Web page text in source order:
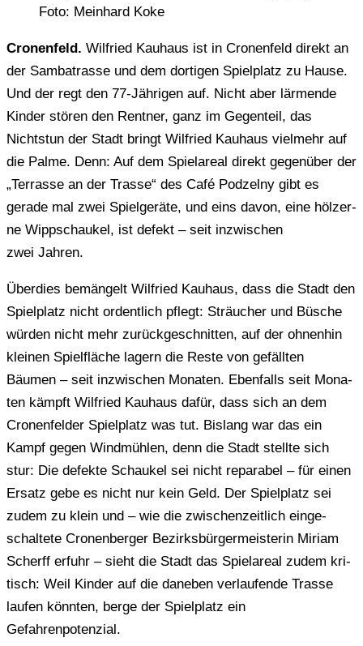
Foto: Mein­hard Koke
Cro­nen­feld. Wil­fried Kau­haus ist in Cro­nen­feld direkt an
der Sam­ba­tras­se und dem dor­ti­gen Spiel­platz zu Hause.
Und der regt den 77-Jäh­ri­gen auf. Nicht aber lär­men­de
Kinder stören den Rent­ner, ganz im Gegen­teil, das
Nichts­tun der Stadt bringt Wil­fried Kau­haus viel­mehr auf
die Palme. Denn: Auf dem Spiel­are­al direkt gegen­über der
„Ter­ras­se an der Trasse“ des Café Pod­zel­ny gibt es
gerade mal zwei Spiel­ge­rä­te, und eins davon, eine höl­zer­
ne Wipp­schau­kel, ist defekt – seit inzwi­schen
zwei Jahren.
Über­dies bemän­gelt Wil­fried Kau­haus, dass die Stadt den
Spiel­platz nicht ordent­lich pflegt: Sträu­cher und Büsche
würden nicht mehr zurück­ge­schnit­ten, auf der ohnen­hin
klei­nen Spiel­flä­che lagern die Reste von gefäll­ten
Bäumen – seit inzwi­schen Mona­ten. Eben­falls seit Mona­
ten kämpft Wil­fried Kau­haus dafür, dass sich an dem
Cro­nen­fel­der Spiel­platz was tut. Bis­lang war das ein
Kampf gegen Wind­müh­len, denn die Stadt stell­te sich
stur: Die defek­te Schau­kel sei nicht repa­ra­bel – für einen
Ersatz gebe es nicht nur kein Geld. Der Spiel­platz sei
zudem zu klein und – wie die zwi­schen­zeit­lich ein­ge­
schal­te­te Cro­nen­ber­ger Bezirks­bür­ger­meis­te­rin Miriam
Scherff erfuhr – sieht die Stadt das Spiel­are­al zudem kri­
tisch: Weil Kinder auf die dane­ben ver­lau­fen­de Trasse
laufen könn­ten, berge der Spiel­platz ein
Gefahrenpotenzial.